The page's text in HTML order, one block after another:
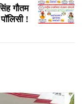
गौतम
!